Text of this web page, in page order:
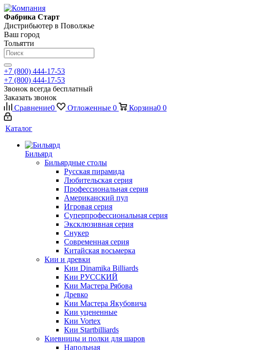
Фабрика Старт
Дистрибьютер в Поволжье
Ваш город
Тольятти
+7 (800) 444-17-53
+7 (800) 444-17-53
Звонок всегда бесплатный
Заказать звонок
Сравнение0 Отложенные 0 Корзина0 0
Каталог
Бильярд
Бильярдные столы
Русская пирамида
Любительская серия
Профессиональная серия
Американский пул
Игровая серия
Суперпрофессиональная серия
Эксклюзивная серия
Снукер
Современная серия
Китайская восьмерка
Кии и древки
Кии Dinamika Billiards
Кии РУССКИЙ
Кии Мастера Рябова
Древко
Кии Мастера Якубовича
Кии уцененные
Кии Vortex
Кии Startbilliards
Киевницы и полки для шаров
Напольная